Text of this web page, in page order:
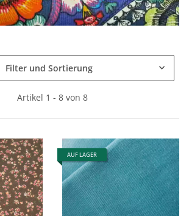
Filter und Sortierung
Artikel 1 - 8 von 8
AUF LAGER